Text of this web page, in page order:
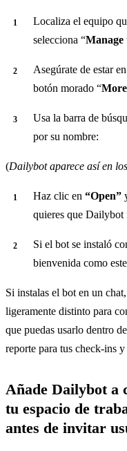
Localiza el equipo
selecciona “Manage
Asegúrate de estar
botón morado “
Usa la barra de
por su nombre:
(Dailybot aparece así en
Haz clic en “Open”
quieres que Dailybot
Si el bot se instaló
bienvenida como
Si instalas el bot en un
ligeramente distinto para
que puedas usarlo dentro
reporte para tus check-ins
Añade Dailybot a
tu espacio de
antes de invitar